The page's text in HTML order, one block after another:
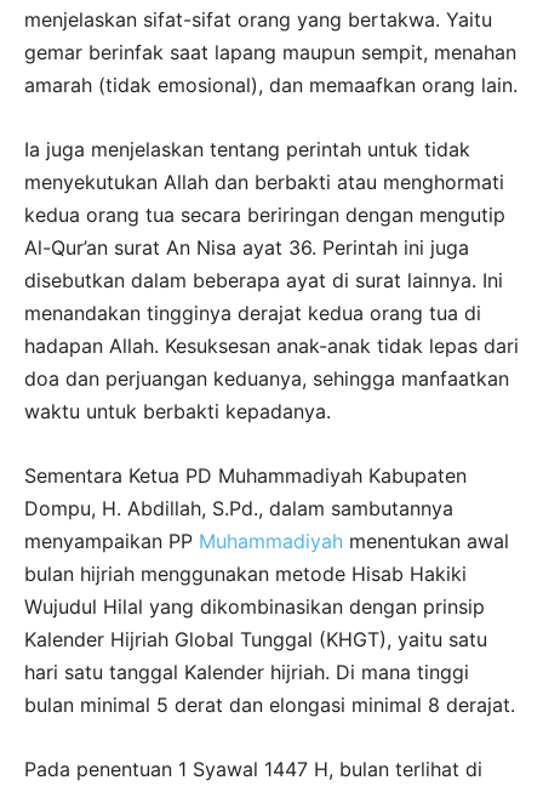
menjelaskan sifat-sifat orang yang bertakwa. Yaitu
gemar berinfak saat lapang maupun sempit, menahan
amarah (tidak emosional), dan memaafkan orang lain.
Ia juga menjelaskan tentang perintah untuk tidak
menyekutukan Allah dan berbakti atau menghormati
kedua orang tua secara beriringan dengan mengutip
Al-Qur’an surat An Nisa ayat 36. Perintah ini juga
disebutkan dalam beberapa ayat di surat lainnya. Ini
menandakan tingginya derajat kedua orang tua di
hadapan Allah. Kesuksesan anak-anak tidak lepas dari
doa dan perjuangan keduanya, sehingga manfaatkan
waktu untuk berbakti kepadanya.
Sementara Ketua PD Muhammadiyah Kabupaten
Dompu, H. Abdillah, S.Pd., dalam sambutannya
menyampaikan PP Muhammadiyah menentukan awal
bulan hijriah menggunakan metode Hisab Hakiki
Wujudul Hilal yang dikombinasikan dengan prinsip
Kalender Hijriah Global Tunggal (KHGT), yaitu satu
hari satu tanggal Kalender hijriah. Di mana tinggi
bulan minimal 5 derat dan elongasi minimal 8 derajat.
Pada penentuan 1 Syawal 1447 H, bulan terlihat di